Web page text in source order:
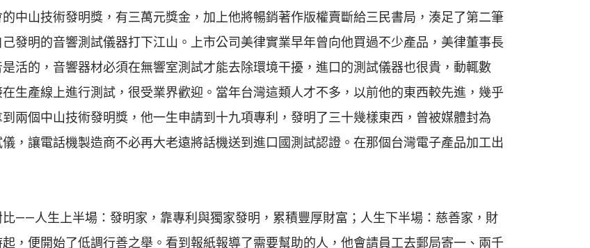
中山技術發明獎，有三萬元獎金，加上他將暢銷著作版權賣斷給三民書局，湊足了第二筆
發明的音響測試儀器打下江山。上市公司美律實業早年曾向他買過不少產品，美律董事長
活的，音響器材必須在無響室測試才能去除環境干擾，進口的測試儀器也很貴，動輒數
生產線上進行測試，很受業界歡迎。當年台灣這類人才不多，以前他的東西較先進，幾乎
兩個中山技術發明獎，他一生申請到十九項專利，發明了三十幾樣東西，曾被媒體封為
，讓電話機製造商不必再大老遠將話機送到進口國測試認證。在那個台灣電子產品加工出
——人生上半場：發明家，靠專利與獨家發明，累積豐厚財富；人生下半場：慈善家，財
，便開始了低調行善之舉。看到報紙報導了需要幫助的人，他會請員工去郵局寄一、兩千